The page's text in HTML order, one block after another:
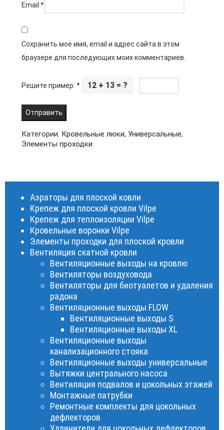
Email *
Сохранить моё имя, email и адрес сайта в этом
браузере для последующих моих комментариев.
Решите пример: * 12 + 13 = ?
Категории: Кровельные люки, Универсальные,
Элементы проходки
Аэраторы для плоской ковли
Крепеж для плоской кровли Vilpe
Крепеж для теплоизоляции Vilpe
Кровельные воронки Vilpe
Элементы проходки для плоской кровли
Вентиляция скатной кровли
Вентиляционные выходы на кровлю
Вентиляторы воздуховода
Вентиляторы для биотуалетов и удаления
радона
Вентиляционные выходы FLOW
Вентиляционные выходы S
Вентиляционные выходы XL
Вентиляционные выходы
канализационного стояка
Вентиляционные выходы универсальные
Вытяжки центрального насоса
Вентиляция подвалов и цокольных этажей
Монтажные патрубки
Ремонтные комплекты для цокольных
дефлекторов